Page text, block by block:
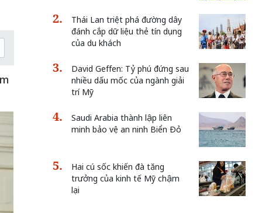
Thái Lan triệt phá đường dây
đánh cắp dữ liệu thẻ tín dụng
của du khách
David Geffen: Tỷ phú đứng sau
nhiều dấu mốc của ngành giải
trí Mỹ
Saudi Arabia thành lập liên
minh bảo vệ an ninh Biển Đỏ
Hai cú sốc khiến đà tăng
trưởng của kinh tế Mỹ chậm
lại